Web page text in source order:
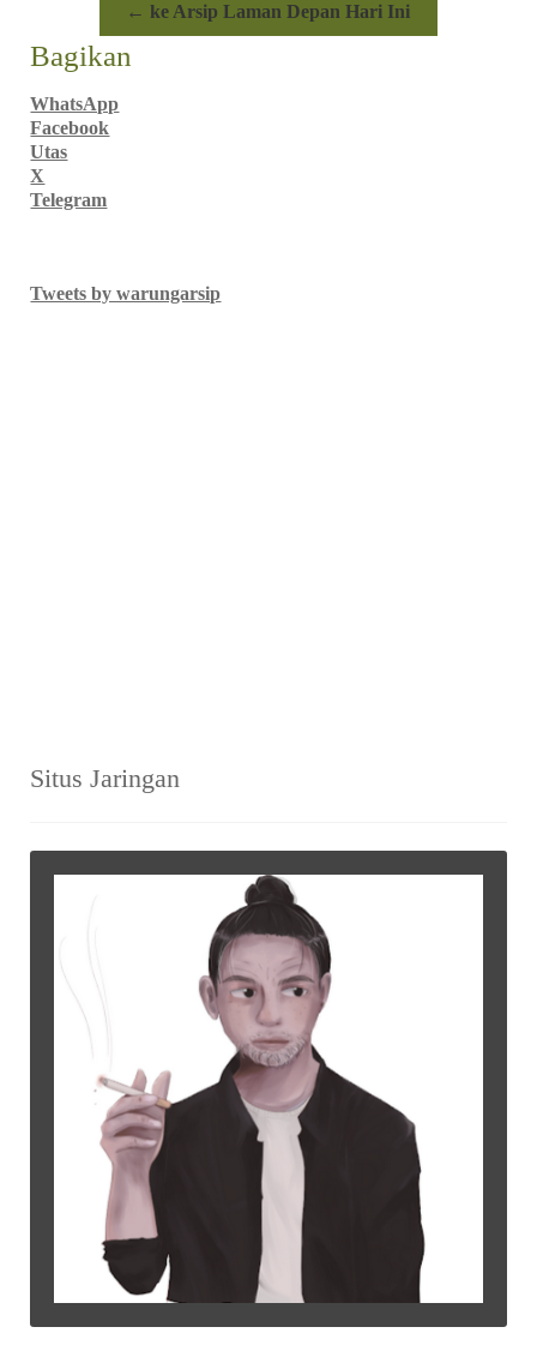
← ke Arsip Laman Depan Hari Ini
Bagikan
WhatsApp
Facebook
Utas
X
Telegram
Tweets by warungarsip
Situs Jaringan